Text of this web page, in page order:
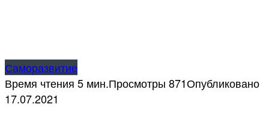
Саморазвитие
Время чтения 5 мин.Просмотры 871Опубликовано
17.07.2021